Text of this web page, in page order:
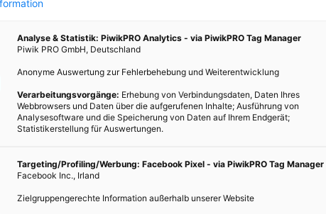
Luftreinhaltung sollen überarbeitet werden. Ein
Aktionsbündnis aus Umwelt- und
Verbraucherschutzverbänden hat die Kampagne
BEITRAG ANSEHEN
Analyse & Statistik: PiwikPRO Analytics - via PiwikPRO Tag Manager
Piwik PRO GmbH, Deutschland
Anonyme Auswertung zur Fehlerbehebung und Weiterentwicklung
Verarbeitungsvorgänge: Erhebung von Verbindungsdaten, Daten Ihres
Webbrowsers und Daten über die aufgerufenen Inhalte; Ausführung von
Analysesoftware und die Speicherung von Daten auf Ihrem Endgerät;
Statistikerstellung für Auswertungen.
Targeting/Profiling/Werbung: Facebook Pixel - via PiwikPRO Tag Manager
Facebook Inc., Irland
Zielgruppengerechte Information außerhalb unserer Website